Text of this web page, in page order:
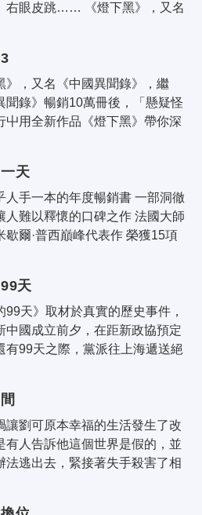
右眼皮跳…… 《燈下黑》，又名
》，又名《中國異聞錄》，繼
聞錄》暢銷10萬冊後，「懸疑怪
屮用全新作品《燈下黑》帶你深
天
人手一本的年度暢銷書 一部洞徹
人難以釋懷的口碑之作 法國大師
歇爾·普西巔峰代表作 榮獲15項
天
99天》取材於真實的歷史事件，
中國成立前夕，在距新政協預定
有99天之際，黨派往上海遞送絕
讓劉可原本幸福的生活發生了改
有人告訴他這個世界是假的，並
法逃出去，緊接著失手殺害了相